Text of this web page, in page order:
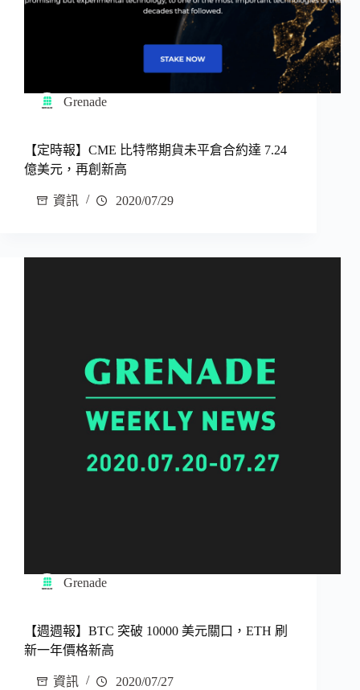
Grenade
【定時報】CME 比特幣期貨未平倉合約達 7.24
億美元，再創新高
資訊 2020/07/29
Grenade
【週週報】BTC 突破 10000 美元關口，ETH 刷
新一年價格新高
資訊 2020/07/27